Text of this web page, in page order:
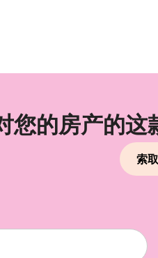
您的房产的这
索